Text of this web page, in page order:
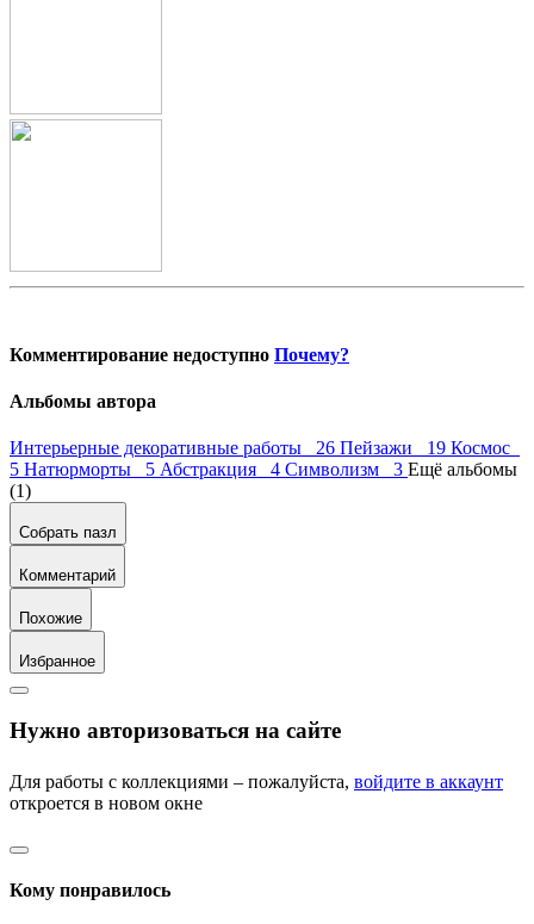
Комментирование недоступно Почему?
Альбомы автора
Интерьерные декоративные работы 26 Пейзажи 19 Космос
5 Натюрморты 5 Абстракция 4 Символизм 3 Ещё альбомы
(1)
Собрать пазл
Комментарий
Похожие
Избранное
Нужно авторизоваться на сайте
Для работы с коллекциями – пожалуйста, войдите в аккаунт
откроется в новом окне
Кому понравилось